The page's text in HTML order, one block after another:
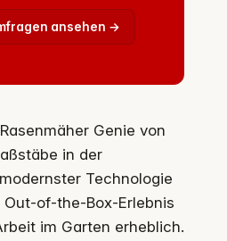
ansehen →
Genie von
in der
Technologie
of-the-Box-Erlebnis
im Garten erheblich.